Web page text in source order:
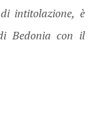
intitolazione, è
Bedonia con il